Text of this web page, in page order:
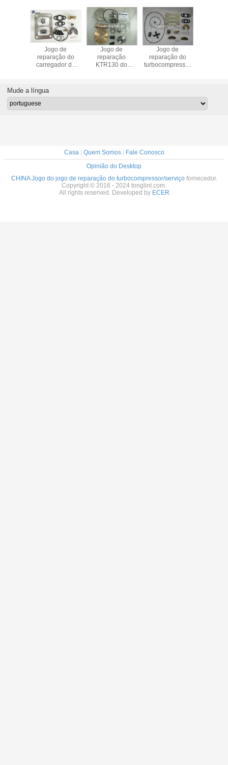
Jogo de
reparação do
carregador do
Jogo de
reparação
KTR130 do
Jogo de
reparação do
turbocompressor
Mude a língua
Casa| Quem Somos| Fale Conosco
Opinião do Desktop
CHINA Jogo do jogo de reparação do turbocompressor/serviçofornecedor.
Copyright © 2016 - 2024 tonglint.com.
All rights reserved. Developed by ECER